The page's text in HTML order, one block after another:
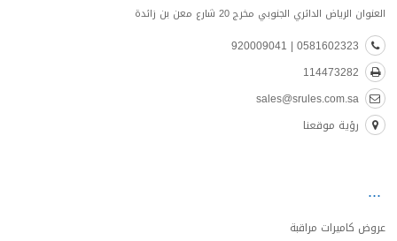
العنوان الرياض الدائري الجنوبي مخرج 20 شارع معن بن زائدة
0581602323 | 920009041
114473282
sales@srules.com.sa
رؤية موقعنا
عروض كاميرات مراقبة